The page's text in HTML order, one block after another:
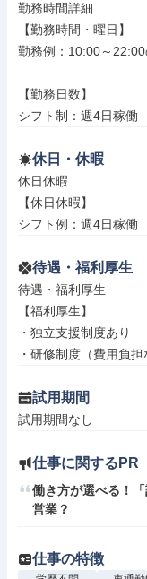
勤務時間詳細
【勤務時間・曜日】
勤務例：10:00～22:00
【勤務日数】
シフト制：週4日稼働
休日・休暇
休日休暇
【休日休暇】
シフト例：週4日稼働
待遇・福利厚生
待遇・福利厚生
【福利厚生】
・独立支援制度あり
・研修制度（費用負担
試用期間
試用期間なし
仕事に関するPR
働き方が選べる！
営業？
仕事の特徴